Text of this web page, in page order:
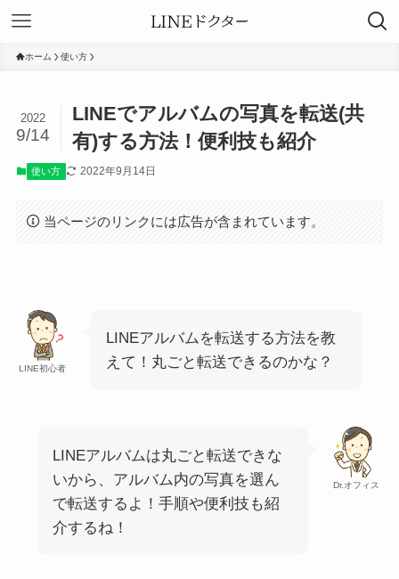
ホーム 使い方
LINEでアルバムの写真を転送(共
有)する方法！便利技も紹介
2022
9/14
使い方 2022年9月14日
当ページのリンクには広告が含まれています。
LINE初心者
LINEアルバムを転送する方法を教
えて！丸ごと転送できるのかな？
Dr.オフィス
LINEアルバムは丸ごと転送できな
いから、アルバム内の写真を選ん
で転送するよ！手順や便利技も紹
介するね！